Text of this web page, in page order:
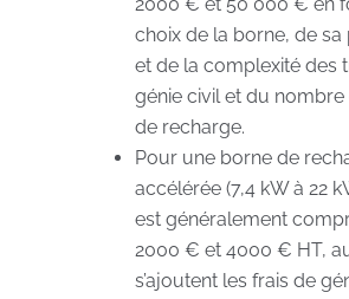
choix de la borne, de sa
et de la complexité des
génie civil et du nombre
de recharge.
Pour une borne de
accélérée (7,4 kW à 22
est généralement
2000 € et 4000 € HT,
s’ajoutent les frais de